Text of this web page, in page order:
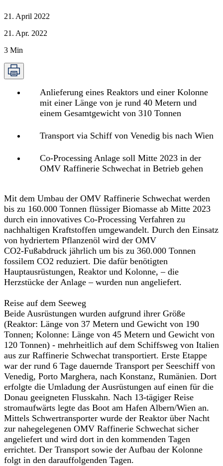
21. April 2022
21. Apr. 2022
3 Min
Anlieferung eines Reaktors und einer Kolonne
mit einer Länge von je rund 40 Metern und
einem Gesamtgewicht von 310 Tonnen
Transport via Schiff von Venedig bis nach Wien
Co-Processing Anlage soll Mitte 2023 in der
OMV Raffinerie Schwechat in Betrieb gehen
Mit dem Umbau der OMV Raffinerie Schwechat werden
bis zu 160.000 Tonnen flüssiger Biomasse ab Mitte 2023
durch ein innovatives Co-Processing Verfahren zu
nachhaltigen Kraftstoffen umgewandelt. Durch den Einsatz
von hydriertem Pflanzenöl wird der OMV
CO2-Fußabdruck jährlich um bis zu 360.000 Tonnen
fossilem CO2 reduziert. Die dafür benötigten
Hauptausrüstungen, Reaktor und Kolonne, – die
Herzstücke der Anlage – wurden nun angeliefert.
Reise auf dem Seeweg
Beide Ausrüstungen wurden aufgrund ihrer Größe
(Reaktor: Länge von 37 Metern und Gewicht von 190
Tonnen; Kolonne: Länge von 45 Metern und Gewicht von
120 Tonnen) - mehrheitlich auf dem Schiffsweg von Italien
aus zur Raffinerie Schwechat transportiert. Erste Etappe
war der rund 6 Tage dauernde Transport per Seeschiff von
Venedig, Porto Marghera, nach Konstanz, Rumänien. Dort
erfolgte die Umladung der Ausrüstungen auf einen für die
Donau geeigneten Flusskahn. Nach 13-tägiger Reise
stromaufwärts legte das Boot am Hafen Albern/Wien an.
Mittels Schwertransporter wurde der Reaktor über Nacht
zur nahegelegenen OMV Raffinerie Schwechat sicher
angeliefert und wird dort in den kommenden Tagen
errichtet. Der Transport sowie der Aufbau der Kolonne
folgt in den darauffolgenden Tagen.